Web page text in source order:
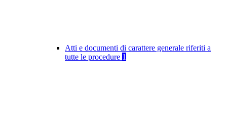
Atti e documenti di carattere generale riferiti a
tutte le procedure 1